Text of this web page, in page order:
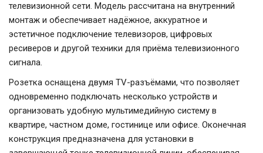
телевизионной сети. Модель рассчитана на внутренний
монтаж и обеспечивает надёжное, аккуратное и
эстетичное подключение телевизоров, цифровых
ресиверов и другой техники для приёма телевизионного
сигнала.
Розетка оснащена двумя TV-разъёмами, что позволяет
одновременно подключать несколько устройств и
организовать удобную мультимедийную систему в
квартире, частном доме, гостинице или офисе. Оконечная
конструкция предназначена для установки в